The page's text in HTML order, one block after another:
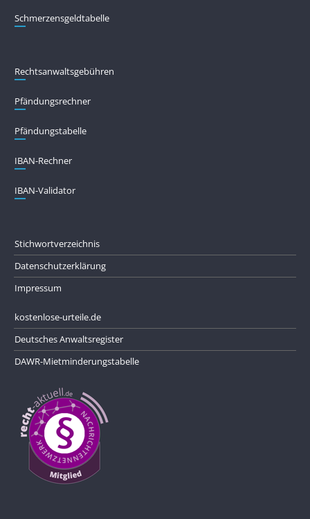
Schmerzensgeldtabelle
Rechtsanwaltsgebühren
Pfändungs­rechner
Pfändungs­tabelle
IBAN-Rechner
IBAN-Validator
Stichwortverzeichnis
Datenschutzerklärung
Impressum
kostenlose-urteile.de
Deutsches Anwaltsregister
DAWR-Mietminderungstabelle